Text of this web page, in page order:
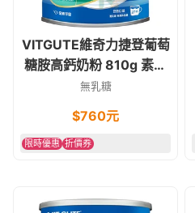
VITGUTE維奇力捷登葡萄
糖胺高鈣奶粉 810g 素食
可
無乳糖
$760元
限時優惠 折價券